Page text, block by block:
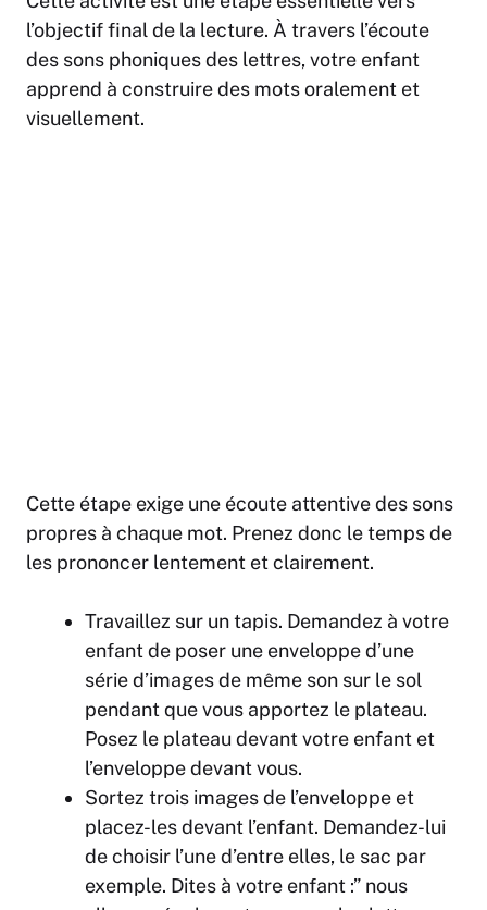
l’objectif final de la lecture. À travers l’écoute
des sons phoniques des lettres, votre enfant
apprend à construire des mots oralement et
visuellement.
Cette étape exige une écoute attentive des sons
propres à chaque mot. Prenez donc le temps de
les prononcer lentement et clairement.
Travaillez sur un tapis. Demandez à votre
enfant de poser une enveloppe d’une
série d’images de même son sur le sol
pendant que vous apportez le plateau.
Posez le plateau devant votre enfant et
l’enveloppe devant vous.
Sortez trois images de l’enveloppe et
placez-les devant l’enfant. Demandez-lui
de choisir l’une d’entre elles, le sac par
exemple. Dites à votre enfant :” nous